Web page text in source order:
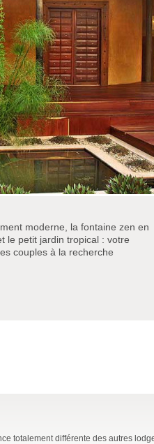
moderne, la fontaine zen en
le petit jardin tropical : votre
couples à la recherche
totalement différente des autres